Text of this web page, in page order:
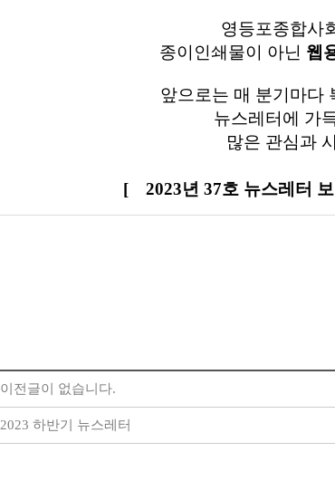
영등포종합사
종이인쇄물이 아닌 웹
앞으로는 매 분기마다
뉴스레터에 가
많은 관심과
[ 2023년 37호 뉴스레터
이전글이 없습니다.
2023 하반기 뉴스레터